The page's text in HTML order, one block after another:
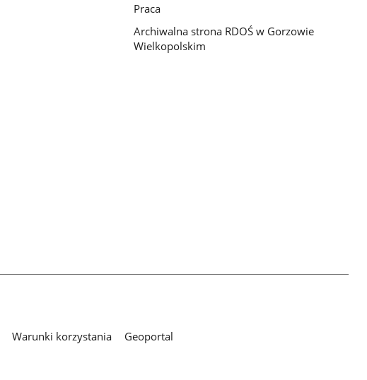
Praca
Archiwalna strona RDOŚ w Gorzowie
Wielkopolskim
Warunki korzystania
Geoportal